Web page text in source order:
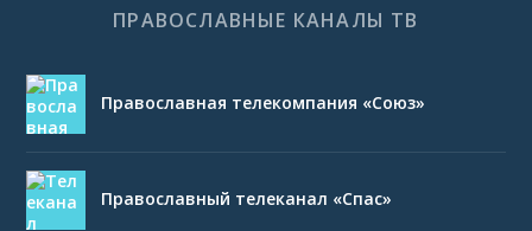
ПРАВОСЛАВНЫЕ КАНАЛЫ ТВ
Православная телекомпания «Союз»
Православный телеканал «Спас»